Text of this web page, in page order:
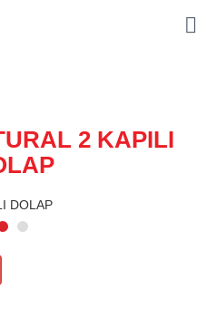
2 KAPILI